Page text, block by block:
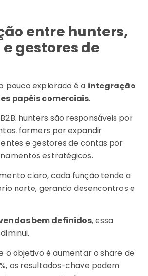
entre hunters,
gestores de
pouco explorado é a integração
papéis comerciais.
hunters são responsáveis por
farmers por expandir
e gestores de contas por
estratégicos.
claro, cada função tende a
norte, gerando desencontros e
vendas bem definidos, essa
o objetivo é aumentar o share de
os resultados-chave podem